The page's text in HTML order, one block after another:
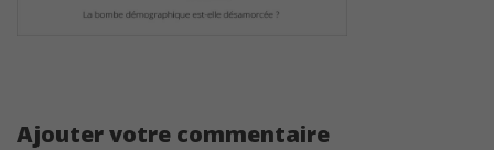
Ajouter votre commentaire